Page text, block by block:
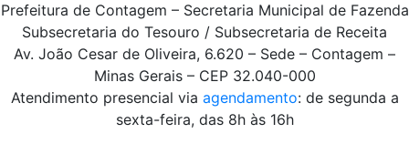
Prefeitura de Contagem – Secretaria Municipal de Fazenda
Subsecretaria do Tesouro / Subsecretaria de Receita
Av. João Cesar de Oliveira, 6.620 – Sede – Contagem –
Minas Gerais – CEP 32.040-000
Atendimento presencial via agendamento: de segunda a
sexta-feira, das 8h às 16h